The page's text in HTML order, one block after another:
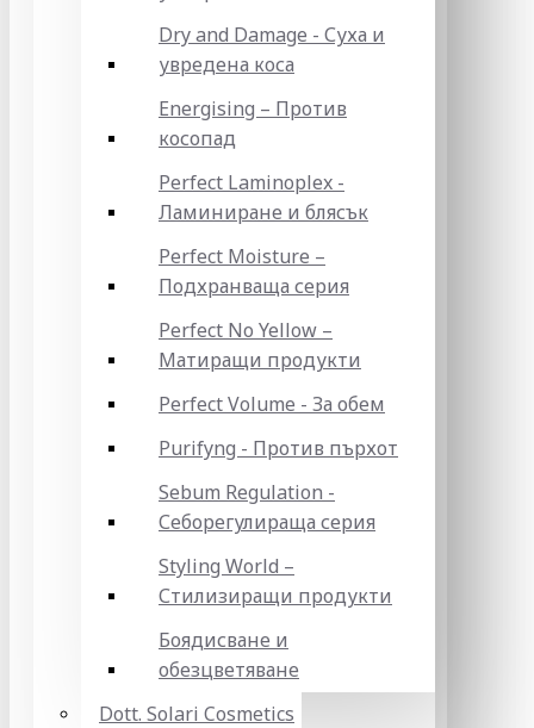
Dry and Damage - Суха и
увредена коса
Energising – Против
косопад
Perfect Laminoplex -
Ламиниране и блясък
Perfect Moisture –
Подхранваща серия
Perfect No Yellow –
Матиращи продукти
Perfect Volume - За обем
Purifyng - Против пърхот
Sebum Regulation -
Себорегулираща серия
Styling World –
Стилизиращи продукти
Боядисване и
обезцветяване
Dott. Solari Cosmetics